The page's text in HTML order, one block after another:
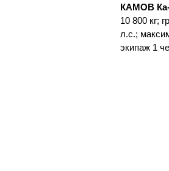
КАМОВ
10 800 кг;
л.с.;
экипаж 1